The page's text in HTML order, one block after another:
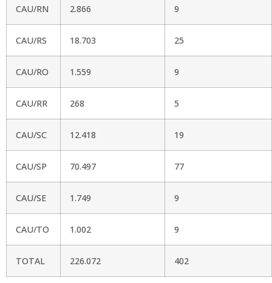
CAU/RN 2.866 9
CAU/RS 18.703 25
CAU/RO 1.559 9
CAU/RR 268 5
CAU/SC 12.418 19
CAU/SP 70.497 77
CAU/SE 1.749 9
CAU/TO 1.002 9
TOTAL 226.072 402